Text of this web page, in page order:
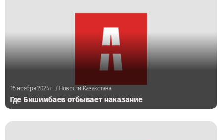
15 ноября 2024 г./ Новости Казахстана
Где Бишимбаев отбывает наказание